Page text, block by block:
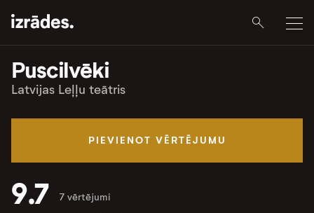
Puscilvēki
Latvijas Leļļu teātris
PIEVIENOT VĒRTĒJUMU
9.7 7 vērtējumi